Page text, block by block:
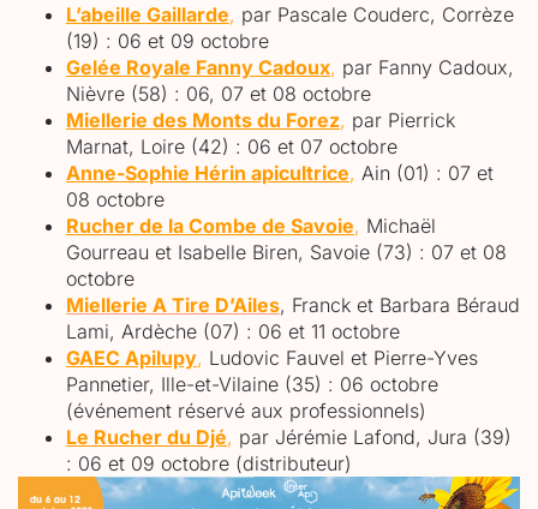
L’abeille Gaillarde, par Pascale Couderc, Corrèze
(19) : 06 et 09 octobre
Gelée Royale Fanny Cadoux, par Fanny Cadoux,
Nièvre (58) : 06, 07 et 08 octobre
Miellerie des Monts du Forez, par Pierrick
Marnat, Loire (42) : 06 et 07 octobre
Anne-Sophie Hérin apicultrice, Ain (01) : 07 et
08 octobre
Rucher de la Combe de Savoie, Michaël
Gourreau et Isabelle Biren, Savoie (73) : 07 et 08
octobre
Miellerie A Tire D’Ailes, Franck et Barbara Béraud
Lami, Ardèche (07) : 06 et 11 octobre
GAEC Apilupy, Ludovic Fauvel et Pierre-Yves
Pannetier, Ille-et-Vilaine (35) : 06 octobre
(événement réservé aux professionnels)
Le Rucher du Djé, par Jérémie Lafond, Jura (39)
: 06 et 09 octobre (distributeur)